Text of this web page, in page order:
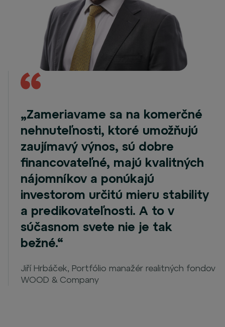
„Zameriavame sa na komerčné
nehnuteľnosti, ktoré umožňujú
zaujímavý výnos, sú dobre
financovateľné, majú kvalitných
nájomníkov a ponúkajú
investorom určitú mieru stability
a predikovateľnosti. A to v
súčasnom svete nie je tak
bežné.“
Jiří Hrbáček, Portfólio manažér realitných fondov
WOOD & Company